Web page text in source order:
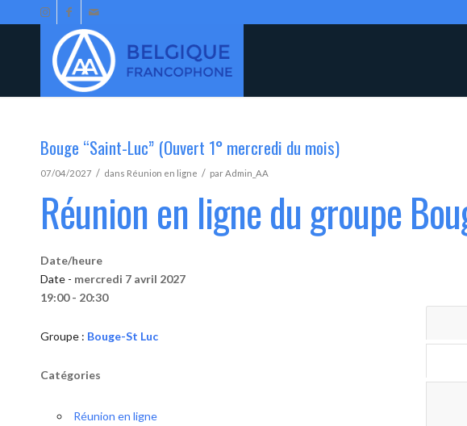
Bouge “Saint-Luc” (Ouvert 1° mercredi du mois)
07/04/2027 / dans Réunion en ligne / parAdmin_AA
Réunion en ligne du groupe
Date/heure
Date - mercredi 7 avril 2027
19:00 - 20:30
Groupe : Bouge-St Luc
Catégories
Réunion en ligne